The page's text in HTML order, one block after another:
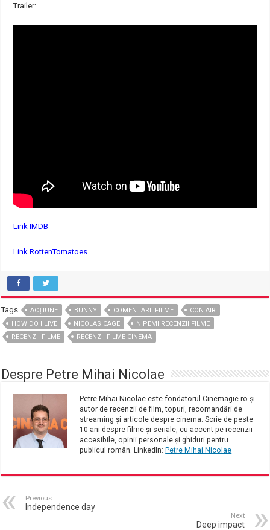
Trailer:
Link IMDB
Link RottenTomatoes
Tags ACȚIUNE BUNNY COMENTARII FILME
CON AIR
HOW DO I LIVE
NICOLAS CAGE
NIPEMI RECENZII FILME
RECENZII FILME
RECENZII FILME CINEMA
Despre Petre Mihai Nicolae
Petre Mihai Nicolae este fondatorul Cinemagie.ro și
autor de recenzii de film, topuri, recomandări de
streaming și articole despre cinema. Scrie de peste
10 ani despre filme și seriale, cu accent pe recenzii
accesibile, opinii personale și ghiduri pentru
publicul român. LinkedIn: Petre Mihai Nicolae
Previous
Independence day
Next
Deep impact